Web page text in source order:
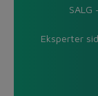
SALG
Eksperter